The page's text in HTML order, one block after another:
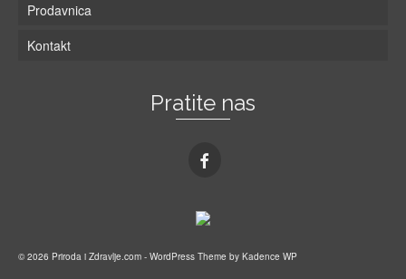
Prodavnica
Kontakt
Pratite nas
© 2026 Priroda i Zdravlje.com - WordPress Theme by Kadence WP